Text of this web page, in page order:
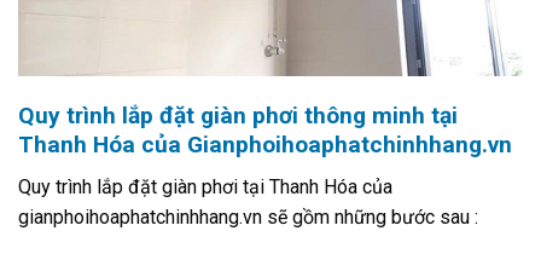
Quy trình lắp đặt giàn phơi thông minh tại
Thanh Hóa của Gianphoihoaphatchinhhang.vn
Quy trình lắp đặt giàn phơi tại Thanh Hóa của
gianphoihoaphatchinhhang.vn sẽ gồm những bước sau :